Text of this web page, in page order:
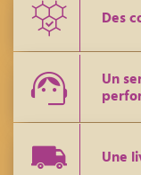
Des
Un
Une